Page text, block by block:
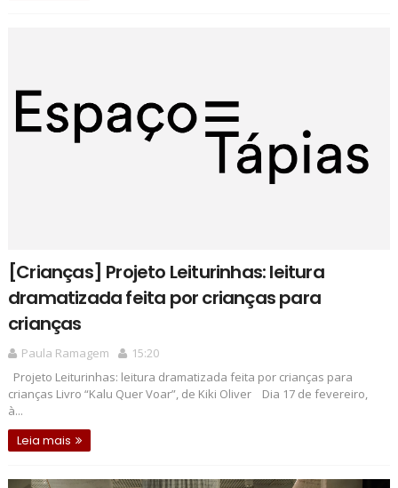
[Crianças] Projeto Leiturinhas: leitura
dramatizada feita por crianças para
crianças
Paula Ramagem
15:20
Projeto Leiturinhas: leitura dramatizada feita por crianças para
crianças Livro “Kalu Quer Voar”, de Kiki Oliver Dia 17 de fevereiro,
à...
Leia mais